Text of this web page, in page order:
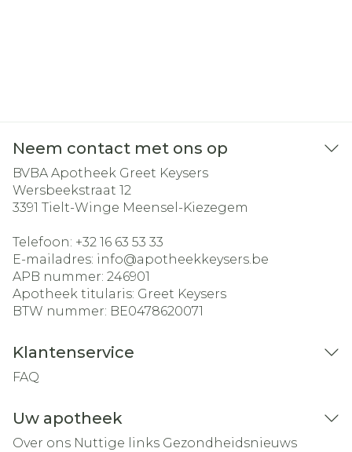
Neem contact met ons op
BVBA Apotheek Greet Keysers
Wersbeekstraat 12
3391 Tielt-Winge Meensel-Kiezegem
Telefoon: +32 16 63 53 33
E-mailadres: info@apotheekkeysers.be
APB nummer: 246901
Apotheek titularis: Greet Keysers
BTW nummer: BE0478620071
Klantenservice
FAQ
Uw apotheek
Over ons Nuttige links Gezondheidsnieuws